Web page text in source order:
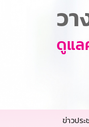
วา
ดูแ
ข่าวปร